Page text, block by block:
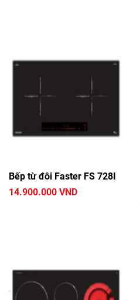
Bếp từ đôi Faster FS 728I
14.900.000 VND